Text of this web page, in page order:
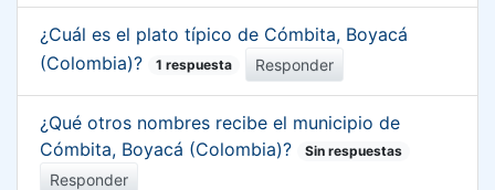
¿Cuál es el plato típico de Cómbita, Boyacá
(Colombia)?
1 respuesta Responder
¿Qué otros nombres recibe el municipio de
Cómbita, Boyacá (Colombia)?
Sin respuestas
Responder